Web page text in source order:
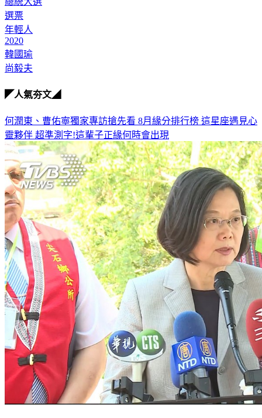
選票
年輕人
2020
韓國瑜
尚毅夫
◤人氣夯文◢
何潤東、曹佑寧獨家專訪搶先看 8月緣分排行榜 這星座遇見心
靈夥伴 超準測字!這輩子正緣何時會出現